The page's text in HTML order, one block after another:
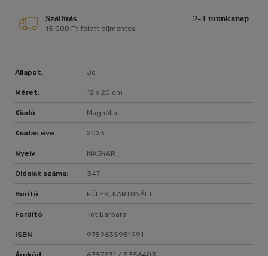
Szállítás 2-4 munkanap
15 000 Ft felett díjmentes
Állapot: Jó
Méret: 12 x 20 cm
Kiadó Magnólia
Kiadás éve 2023
Nyelv MAGYAR
Oldalak száma: 347
Borító FÜLES, KARTONÁLT
Fordító Tót Barbara
ISBN 9789635981991